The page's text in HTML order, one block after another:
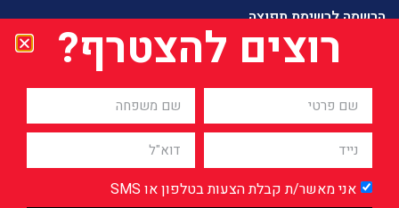
הרשמה לרשימת תפוצה
ועדכונים חמים
רוצים להצטרף?
אני מאשר/ת קבלת הצעות בטלפון או SMS